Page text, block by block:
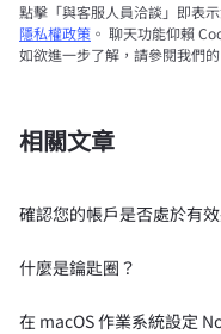
點擊「與客服人員洽談」即表
隱私權政策 。 聊天功能仰賴
如欲進一步了解，請參閱我們的
相關文章
確認您的帳戶是否處於有
什麼是鑰匙圈？
在 macOS 作業系統設定